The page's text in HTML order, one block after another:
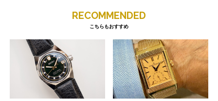
RECOMMENDED
こちらもおすすめ